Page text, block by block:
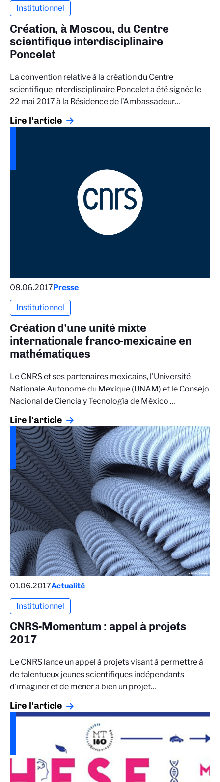
Institutionnel
Création, à Moscou, du Centre
scientifique interdisciplinaire
Poncelet
La convention relative à la création du Centre
scientifique interdisciplinaire Poncelet a été signée le
22 mai 2017 à la Résidence de l’Ambassadeur…
Lire l'article
08.06.2017Presse
Institutionnel
Création d'une unité mixte
internationale franco-mexicaine en
mathématiques
Le CNRS et ses partenaires mexicains, l'Université
Nationale Autonome du Mexique (UNAM) et le Consejo
Nacional de Ciencia y Tecnología de México …
Lire l'article
01.06.2017Actualité
Institutionnel
CNRS-Momentum : appel à projets
2017
Le CNRS lance un appel à projets visant à permettre à
de talentueux jeunes scientifiques indépendants
d'imaginer et de mener à bien un projet…
Lire l'article